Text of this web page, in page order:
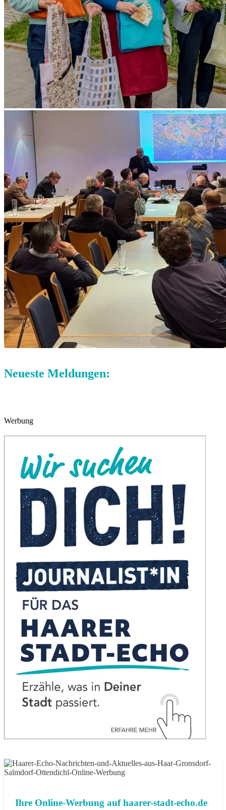
Neueste Meldungen:
Werbung
Ihre Online-Werbung auf haarer-stadt-echo.de